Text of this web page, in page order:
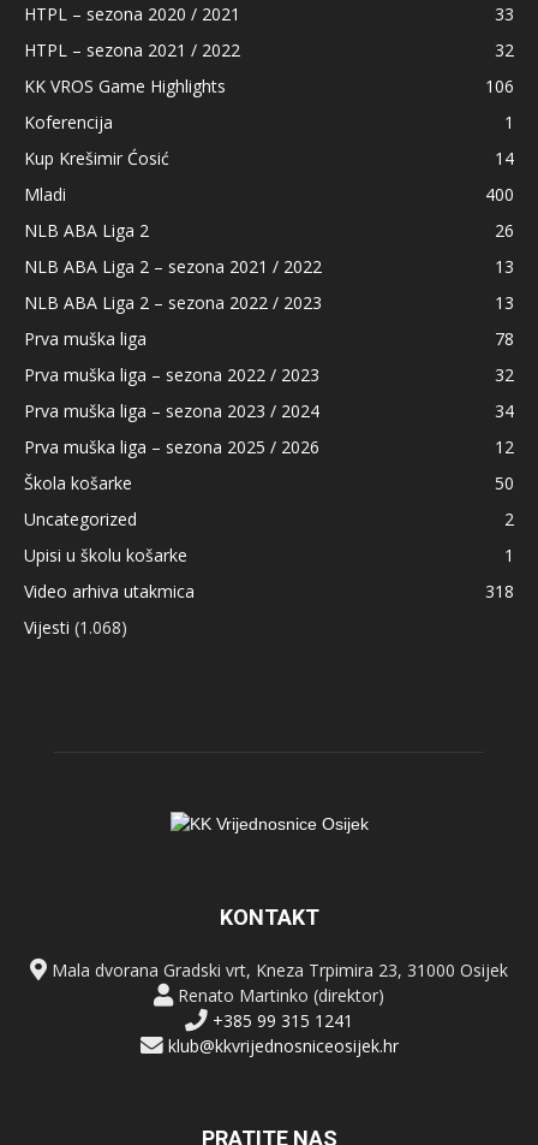
HTPL – sezona 2020 / 2021
33
HTPL – sezona 2021 / 2022
32
KK VROS Game Highlights
106
Koferencija
1
Kup Krešimir Ćosić
14
Mladi
400
NLB ABA Liga 2
26
NLB ABA Liga 2 – sezona 2021 / 2022
13
NLB ABA Liga 2 – sezona 2022 / 2023
13
Prva muška liga
78
Prva muška liga – sezona 2022 / 2023
32
Prva muška liga – sezona 2023 / 2024
34
Prva muška liga – sezona 2025 / 2026
12
Škola košarke
50
Uncategorized
2
Upisi u školu košarke
1
Video arhiva utakmica
318
Vijesti (1.068)
KONTAKT
Mala dvorana Gradski vrt, Kneza Trpimira 23, 31000 Osijek
Renato Martinko (direktor)
+385 99 315 1241
klub@kkvrijednosniceosijek.hr
PRATITE NAS